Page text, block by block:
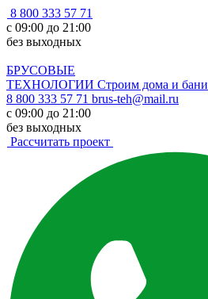
8 800 333 57 71
с 09:00 до 21:00
без выходных
БРУСОВЫЕ
ТЕХНОЛОГИИ Строим дома и бани
8 800 333 57 71 brus-teh@mail.ru
с 09:00 до 21:00
без выходных
Рассчитать проект